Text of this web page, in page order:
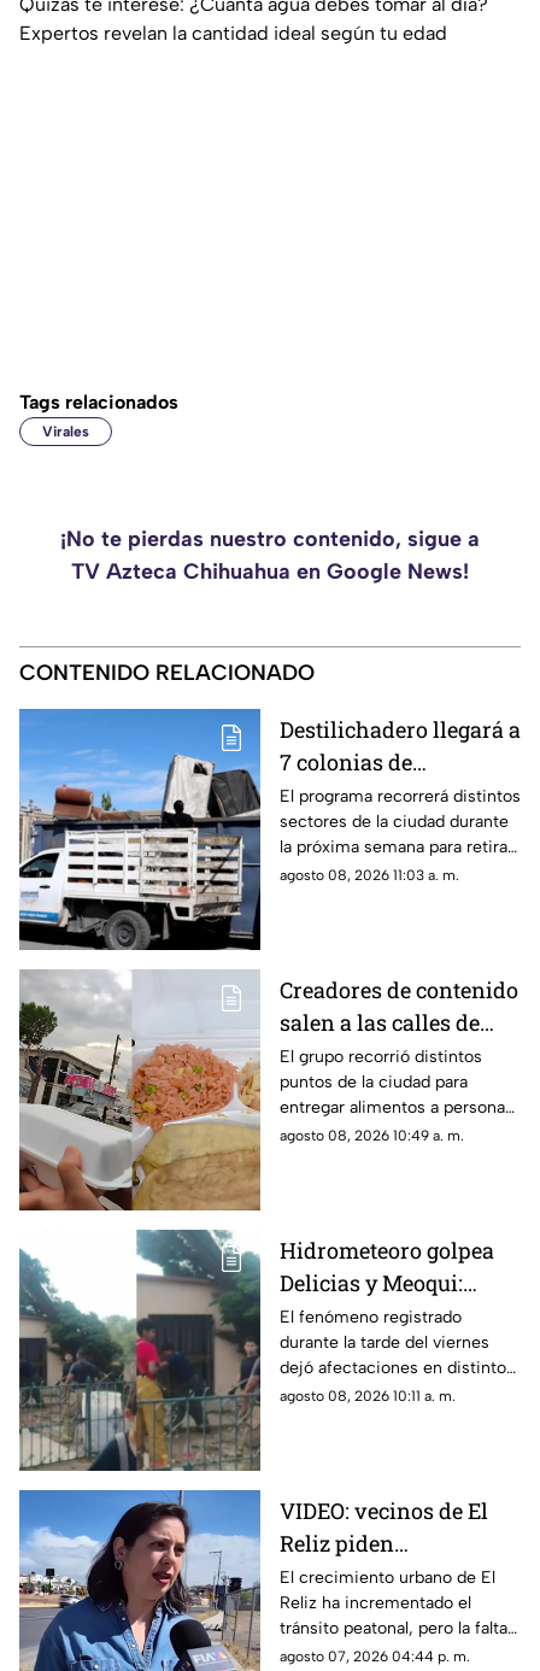
Expertos revelan la cantidad ideal según tu edad
Tags relacionados
Virales
¡No te pierdas nuestro contenido, sigue a
TV Azteca Chihuahua en Google News!
CONTENIDO RELACIONADO
Destilichadero llegará a
7 colonias de
Chihuahua del 10 al 15
de agosto; consulta las
fechas y puntos
El programa recorrerá distintos
sectores de la ciudad durante
la próxima semana para retirar
muebles, objetos y otros
agosto 08, 2026 11:03 a. m.
Creadores de contenido
salen a las calles de
Chihuahua para
repartir comida y se
viralizan
El grupo recorrió distintos
puntos de la ciudad para
entregar alimentos a personas
que trabajan o permanecen en
agosto 08, 2026 10:49 a. m.
Hidrometeoro golpea
Delicias y Meoqui:
derriba árboles, postes
y causa daños en
viviendas
El fenómeno registrado
durante la tarde del viernes
dejó afectaciones en distintos
puntos de Delicias y Meoqui,
agosto 08, 2026 10:11 a. m.
VIDEO: vecinos de El
Reliz piden
construcción de
banquetas ante riesgo
para peatones
El crecimiento urbano de El
Reliz ha incrementado el
tránsito peatonal, pero la falta
de banquetas obliga a
agosto 07, 2026 04:44 p. m.